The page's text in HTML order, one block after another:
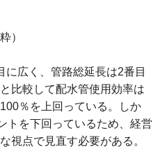
）
広く、管路総延長は2番目
比較して配水管使用効率は
％を上回っている。しか
トを下回っているため、経営
視点で見直す必要がある。